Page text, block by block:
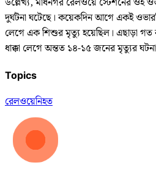
দুর্ঘটনা ঘটেছে। কয়েকদিন আগে একই
লেগে এক শিশুর মৃত্যু হয়েছিল। এছাড়া
ধাক্কা লেগে অন্তত ১৪-১৫ জনের মৃত্যুর
Topics
রেলওয়েনিহত